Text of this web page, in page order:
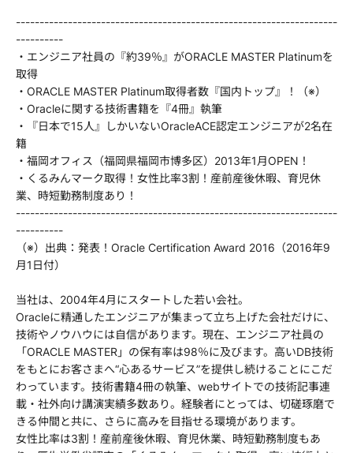
--------------------------------------------------------------------
----------
・エンジニア社員の『約39％』がORACLE MASTER Platinumを
取得
・ORACLE MASTER Platinum取得者数『国内トップ』！（※）
・Oracleに関する技術書籍を『4冊』執筆
・『日本で15人』しかいないOracleACE認定エンジニアが2名在
籍
・福岡オフィス（福岡県福岡市博多区）2013年1月OPEN！
・くるみんマーク取得！女性比率3割！産前産後休暇、育児休
業、時短勤務制度あり！
--------------------------------------------------------------------
----------
（※）出典：発表！Oracle Certification Award 2016（2016年9
月1日付）
当社は、2004年4月にスタートした若い会社。
Oracleに精通したエンジニアが集まって立ち上げた会社だけに、
技術やノウハウには自信があります。現在、エンジニア社員の
「ORACLE MASTER」の保有率は98％に及びます。高いDB技術
をもとにお客さまへ“心あるサービス”を提供し続けることにこだ
わっています。技術書籍4冊の執筆、webサイトでの技術記事連
載・社外向け講演実績多数あり。経験者にとっては、切磋琢磨で
きる仲間と共に、さらに高みを目指せる環境があります。
女性比率は3割！産前産後休暇、育児休業、時短勤務制度もあ